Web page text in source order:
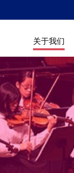
关于我们